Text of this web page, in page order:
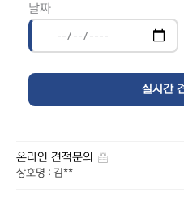
날짜
온라인 견적문의
상호명 : 김**